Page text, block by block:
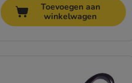
Toevoegen aan
winkelwagen